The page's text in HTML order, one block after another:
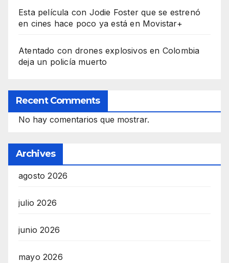
Esta película con Jodie Foster que se estrenó
en cines hace poco ya está en Movistar+
Atentado con drones explosivos en Colombia
deja un policía muerto
Recent Comments
No hay comentarios que mostrar.
Archives
agosto 2026
julio 2026
junio 2026
mayo 2026